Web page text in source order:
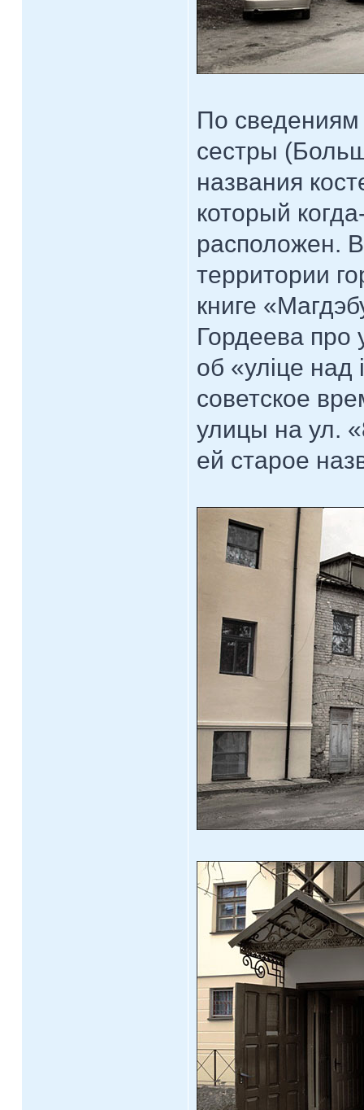
По сведениям
сестры
названия
который
расположен.
территории
книге
Гордеева про
об «улiце над
советское
улицы на ул.
ей старое